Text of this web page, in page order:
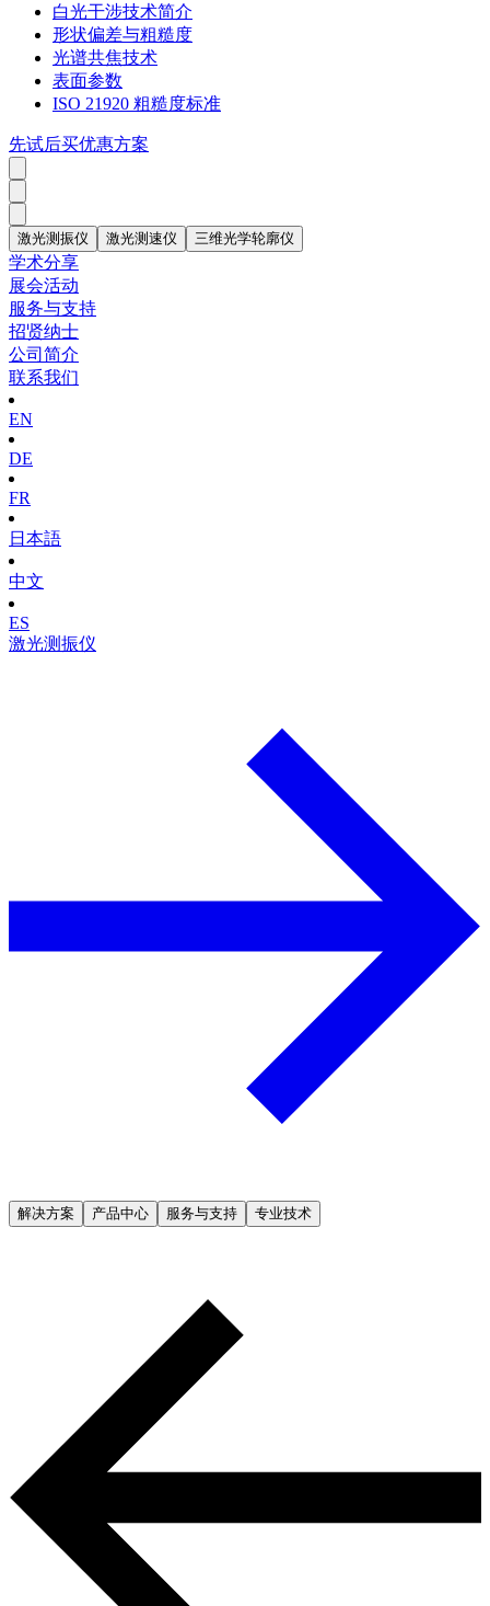
白光干涉技术简介
形状偏差与粗糙度
光谱共焦技术
表面参数
ISO 21920 粗糙度标准
先试后买优惠方案
激光测振仪 激光测速仪 三维光学轮廓仪
学术分享
展会活动
服务与支持
招贤纳士
公司简介
联系我们
EN
DE
FR
日本語
中文
ES
激光测振仪
解决方案 产品中心 服务与支持 专业技术